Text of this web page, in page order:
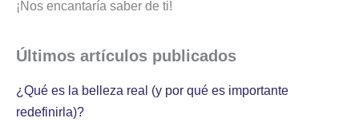
¡Nos encantaría saber de ti!
Últimos artículos publicados
¿Qué es la belleza real (y por qué es importante
redefinirla)?